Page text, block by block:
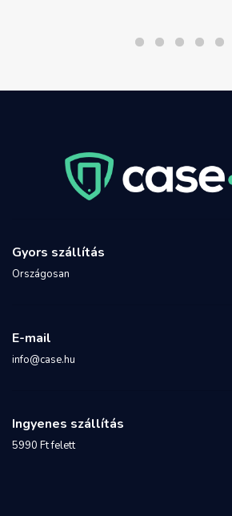
Gyors szállítás
Országosan
E-mail
info@case.hu
Ingyenes szállítás
5990 Ft felett